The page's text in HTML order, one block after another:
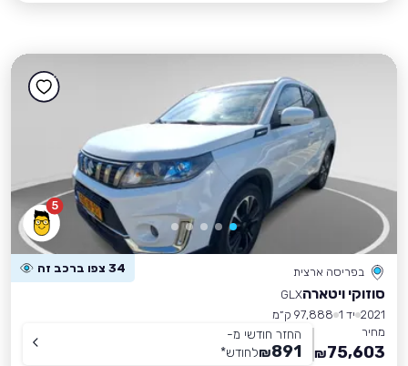
5
בפריסה ארצית 34 צפו ברכב זה
סוזוקי ויטארהGLX
2021 יד 1
97,888 ק״מ
מחיר
75,603
₪
החזר חודשי מ-
891
₪לחודש*